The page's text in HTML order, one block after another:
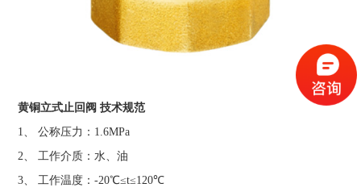
黄铜立式止回阀技术规范
1、 公称压力：1.6MPa
2、 工作介质：水、油
3、 工作温度：-20℃≤t≤120℃